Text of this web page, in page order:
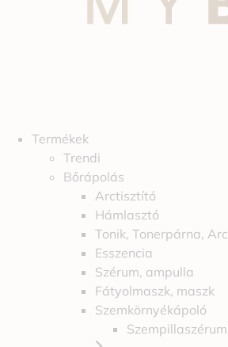
Termékek
Trendi
Bőrápolás
Arctisztító
Hámlasztó
Tonik, Tonerpárna,
Esszencia
Szérum, ampulla
Fátyolmaszk, maszk
Szemkörnyékápoló
Szempillaszérum